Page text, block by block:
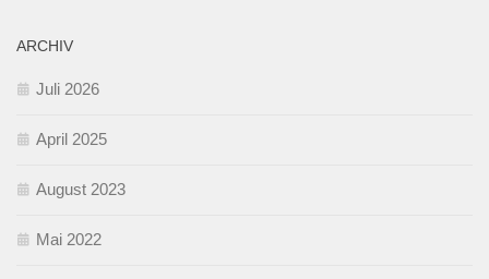
ARCHIV
Juli 2026
April 2025
August 2023
Mai 2022